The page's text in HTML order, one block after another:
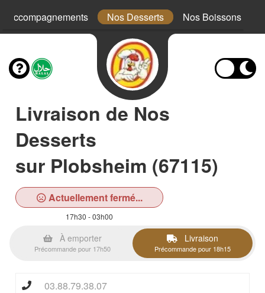
Accompagnements Nos Desserts Nos Boissons
Livraison de Nos
Desserts
sur Plobsheim (67115)
Actuellement fermé...
17h30 - 03h00
À emporter
Précommande pour 17h50
Livraison
Précommande pour 18h15
03.88.79.38.07